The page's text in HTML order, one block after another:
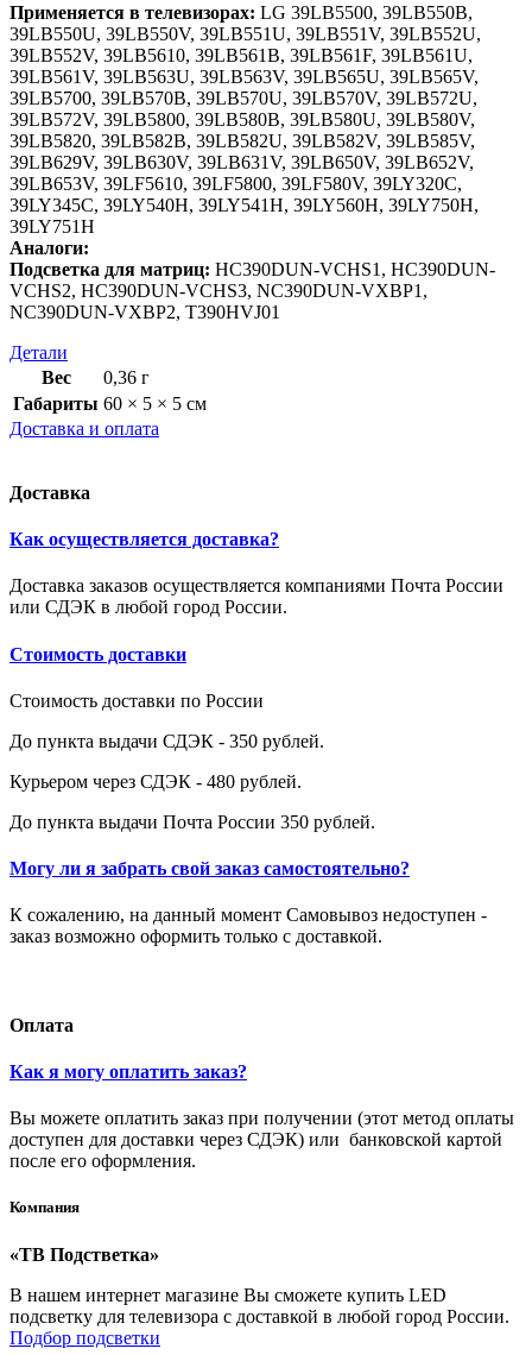
Применяется в телевизорах: LG 39LB5500, 39LB550B,
39LB550U, 39LB550V, 39LB551U, 39LB551V, 39LB552U,
39LB552V, 39LB5610, 39LB561B, 39LB561F, 39LB561U,
39LB561V, 39LB563U, 39LB563V, 39LB565U, 39LB565V,
39LB5700, 39LB570B, 39LB570U, 39LB570V, 39LB572U,
39LB572V, 39LB5800, 39LB580B, 39LB580U, 39LB580V,
39LB5820, 39LB582B, 39LB582U, 39LB582V, 39LB585V,
39LB629V, 39LB630V, 39LB631V, 39LB650V, 39LB652V,
39LB653V, 39LF5610, 39LF5800, 39LF580V, 39LY320C,
39LY345C, 39LY540H, 39LY541H, 39LY560H, 39LY750H,
39LY751H
Аналоги:
Подсветка для матриц: HC390DUN-VCHS1, HC390DUN-
VCHS2, HC390DUN-VCHS3, NC390DUN-VXBP1,
NC390DUN-VXBP2, T390HVJ01
Детали
Вес
0,36 г
Габариты 60 × 5 × 5 см
Доставка и оплата
Доставка
Как осуществляется доставка?
Доставка заказов осуществляется компаниями Почта России
или СДЭК в любой город России.
Стоимость доставки
Стоимость доставки по России
До пункта выдачи СДЭК - 350 рублей.
Курьером через СДЭК - 480 рублей.
До пункта выдачи Почта России 350 рублей.
Могу ли я забрать свой заказ самостоятельно?
К сожалению, на данный момент Самовывоз недоступен -
заказ возможно оформить только с доставкой.
Оплата
Как я могу оплатить заказ?
Вы можете оплатить заказ при получении (этот метод оплаты
доступен для доставки через СДЭК) или банковской картой
после его оформления.
Компания
«ТВ Подстветка»
В нашем интернет магазине Вы сможете купить LED
подсветку для телевизора с доставкой в любой город России.
Подбор подсветки